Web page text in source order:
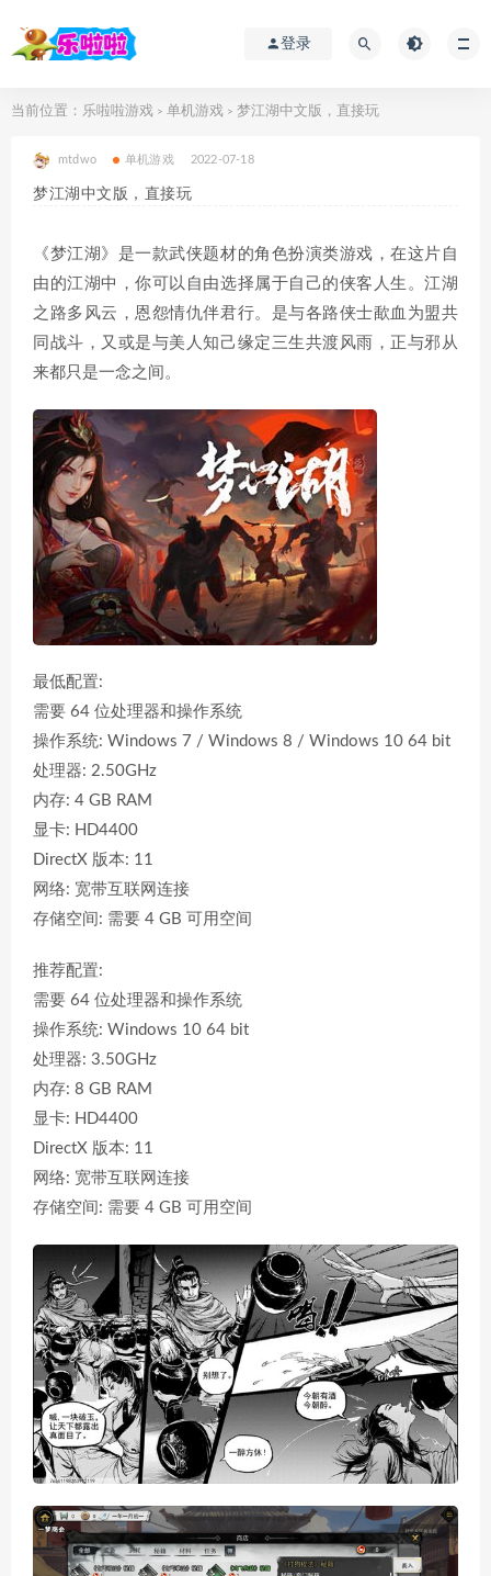
登录
当前位置： 乐啦啦游戏 > 单机游戏 > 梦江湖中文版，直接玩
mtdwo 单机游戏 2022-07-18
梦江湖中文版，直接玩
《梦江湖》是一款武侠题材的角色扮演类游戏，在这片自
由的江湖中，你可以自由选择属于自己的侠客人生。江湖
之路多风云，恩怨情仇伴君行。是与各路侠士歃血为盟共
同战斗，又或是与美人知己缘定三生共渡风雨，正与邪从
来都只是一念之间。
最低配置:
需要 64 位处理器和操作系统
操作系统: Windows 7 / Windows 8 / Windows 10 64 bit
处理器: 2.50GHz
内存: 4 GB RAM
显卡: HD4400
DirectX 版本: 11
网络: 宽带互联网连接
存储空间: 需要 4 GB 可用空间
推荐配置:
需要 64 位处理器和操作系统
操作系统: Windows 10 64 bit
处理器: 3.50GHz
内存: 8 GB RAM
显卡: HD4400
DirectX 版本: 11
网络: 宽带互联网连接
存储空间: 需要 4 GB 可用空间